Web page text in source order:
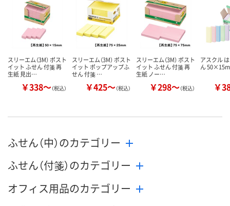
数量
カゴへ
数量
カゴへ カ
スリーエム（3M） ポスト
イット ふせん 付箋 再
生紙 見出…
￥338～（税込）
スリーエム（3M） ポスト
イット ポップアップふ
せん 付箋 …
￥425～（税込）
スリーエム（3M） ポスト
イット ふせん 付箋 再
生紙 ノー…
￥298～（税込）
アスクル
ん
￥
ふせん（中）のカテゴリー
ふせん（付箋）のカテゴリー
オフィス用品のカテゴリー